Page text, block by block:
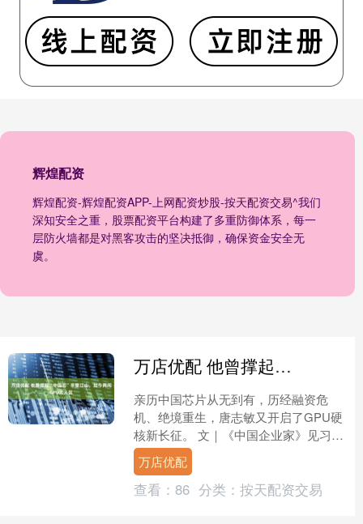
辉煌配资
辉煌配资-辉煌配资APP-上网配资炒股-按天配资交易^我们
深知安全之重，股票配资平台构建了多重防御体系，每一
层防火墙都是对黑客攻击的坚决抵御，确保资金安全无
虞。
万店优配 他曾撑起“中国芯”半壁江山，如今再闯GPU无人区
亲历中国芯片从无到有，历经融资危
机、绝境重生，唐志敏又开启了GPU硬
核新长征。 文｜《中国企业家》见习记
者 孙欣 记者 王怡洁 见习编辑｜李原编
辑｜何伊凡 头图....
万店优配
查看： 86 分类： 按天配资交易